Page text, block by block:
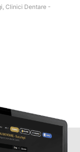
Clinici Dentare -